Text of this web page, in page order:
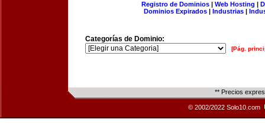
Registro de Dominios| Web Hosting |
Dominios Expirados | Industrias |
Categorías de Dominio:
[Pág.
** Precios
© 2002/2022 Solo10.com